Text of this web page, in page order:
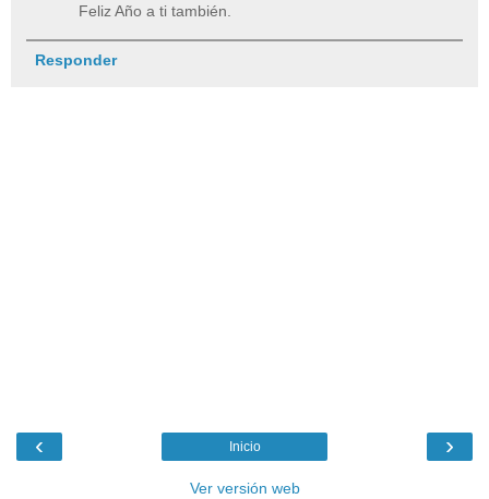
Feliz Año a ti también.
Responder
‹ ›
Inicio
Ver versión web